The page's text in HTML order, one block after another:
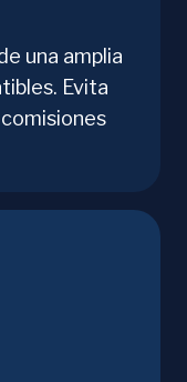
una amplia
Evita